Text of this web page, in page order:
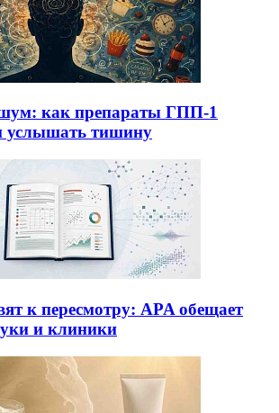
как препараты ГПП-1
услышать тишину
к пересмотру: APA обещает
и клиники